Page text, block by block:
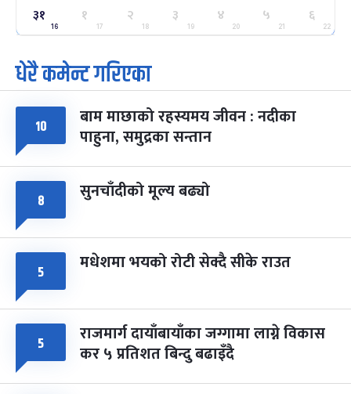
२५
मंगल
ग्याल्पो ल्होसार
फाल्गुन २५, २०८३ Mar 9, 2027
७ महिना बाँकी
७
आइत
पूर्णिमा व्रत
चैत्र ७, २०८३-Mar 21, 2027
८ फागुपूर्णिमा
चैत्र ८, २०८३-Mar 22, 2027
७ महिना बाँकी
३१
16
१
17
२
18
३
19
४
20
५
21
६
22
धेरै कमेन्ट गरिएका
१० बाम माछाको रहस्यमय जीवन : नदीका
पाहुना, समुद्रका सन्तान
८ सुनचाँदीको मूल्य बढ्यो
५ मधेशमा भयको रोटी सेक्दै सीके राउत
५ राजमार्ग दायाँबायाँका जग्गामा लाग्ने विकास
कर ५ प्रतिशत बिन्दु बढाइँदै